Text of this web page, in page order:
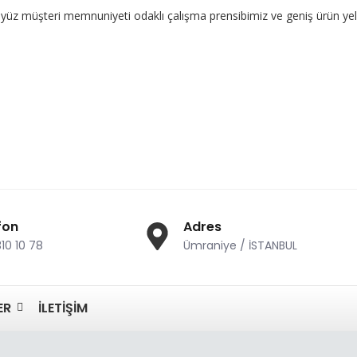
memnuniyeti odaklı çalışma prensibimiz ve geniş ürün
10 78
Adres
Ümraniye / İSTANBUL
İLETIŞIM